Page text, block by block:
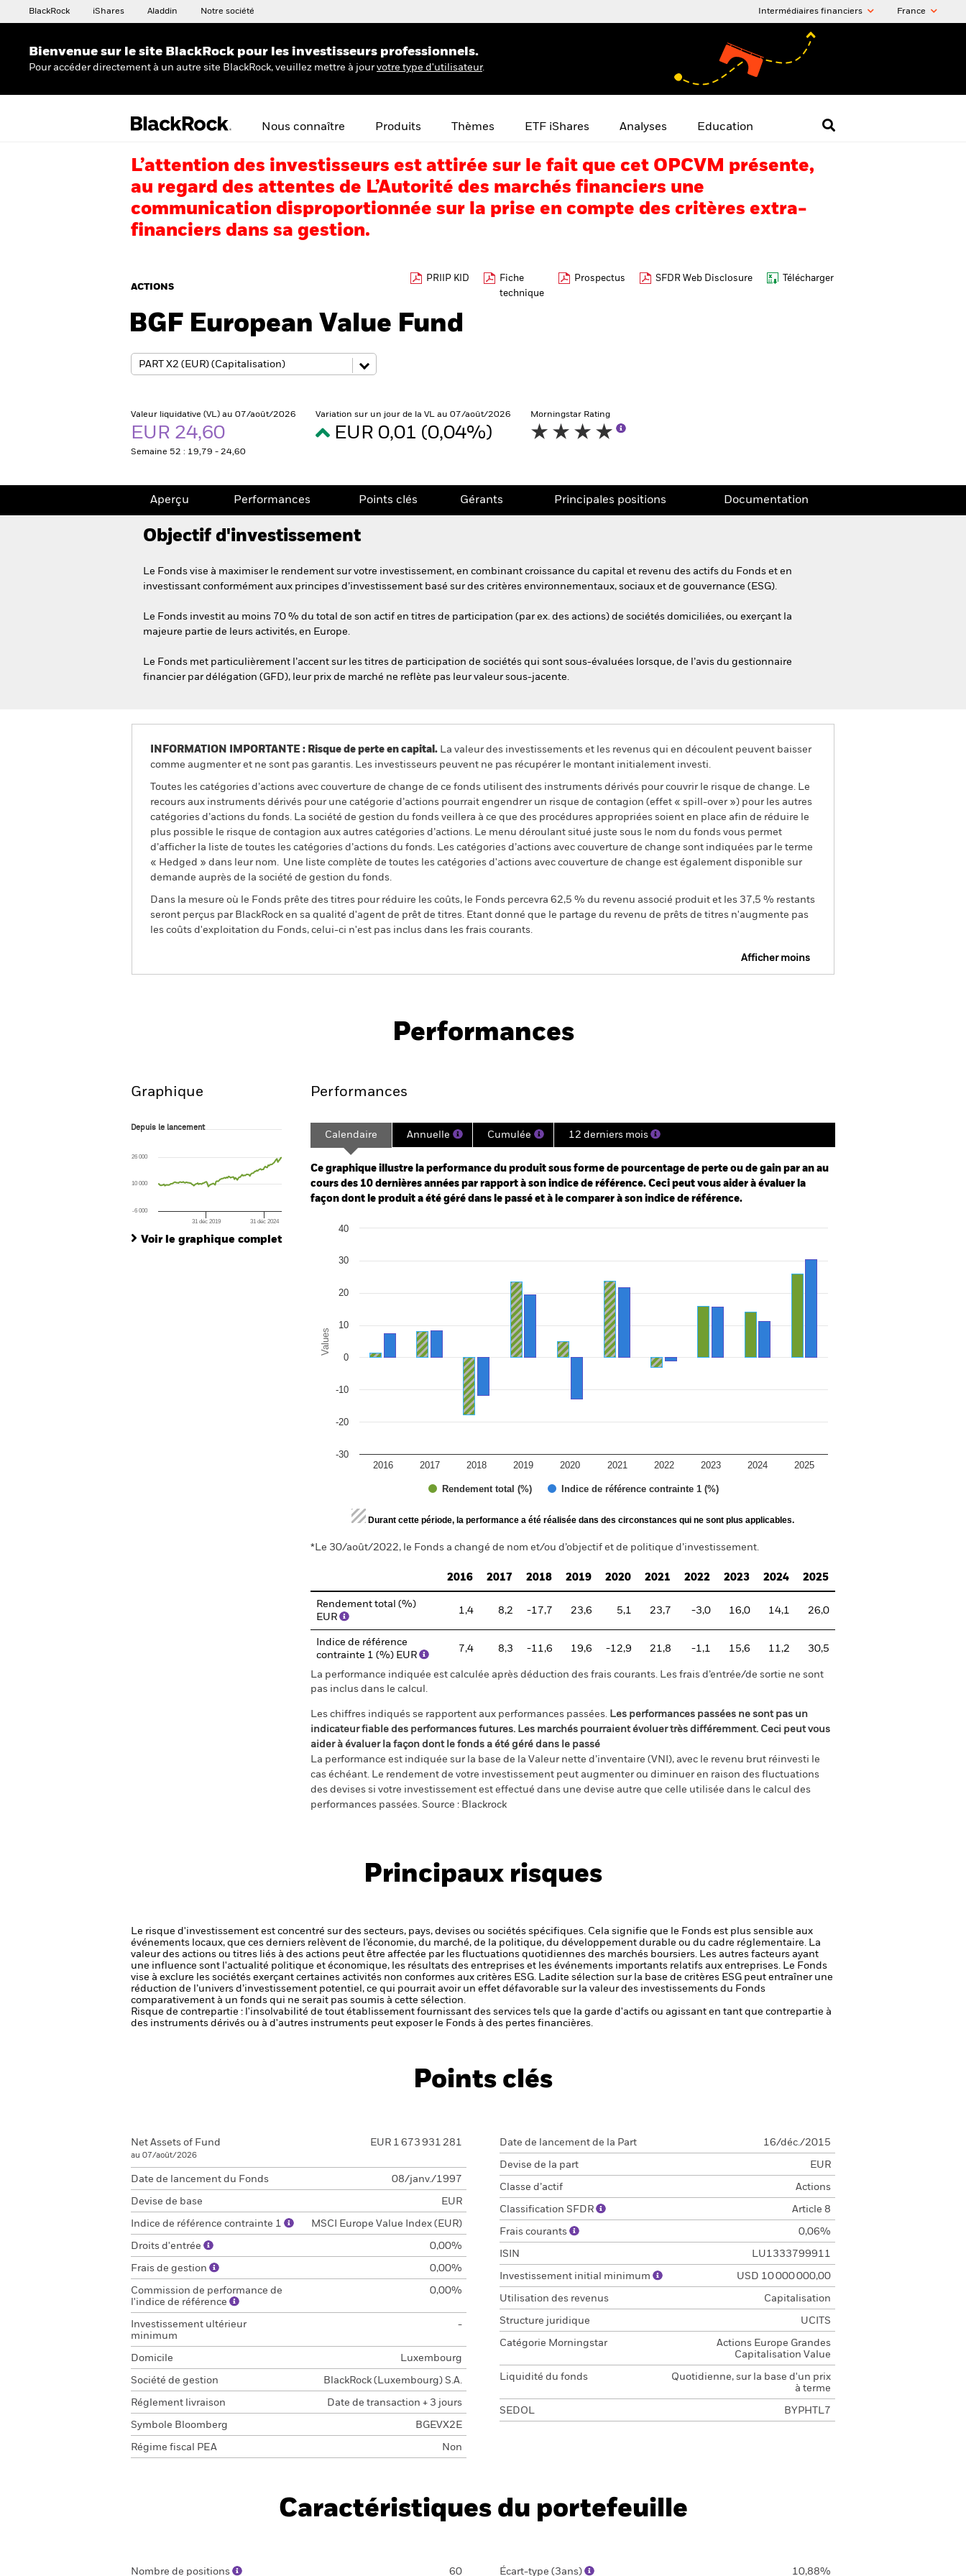
BlackRock iShares Aladdin Notre société Intermédiaires financiers France
Bienvenue sur le site BlackRock pour les investisseurs professionnels.
Pour accéder directement à un autre site BlackRock, veuillez mettre à jour votre type d'utilisateur.
Nous connaître Produits Thèmes ETF iShares Analyses Education
L’attention des investisseurs est attirée sur le fait que cet OPCVM présente,
au regard des attentes de L’Autorité des marchés financiers une
communication disproportionnée sur la prise en compte des critères extra-
financiers dans sa gestion.
ACTIONS
PRIIP KID
Fiche
technique
Prospectus SFDR Web Disclosure Télécharger
BGF European Value Fund
Valeur liquidative (VL) au 07/août/2026
EUR 24,60
Semaine 52 : 19,79 - 24,60
Variation sur un jour de la VL au 07/août/2026
EUR 0,01 (0,04%)
Morningstar Rating
Aperçu Performances Points clés Gérants Principales positions Documentation
Objectif d'investissement
Le Fonds vise à maximiser le rendement sur votre investissement, en combinant croissance du capital et revenu des actifs du Fonds et en
investissant conformément aux principes d’investissement basé sur des critères environnementaux, sociaux et de gouvernance (ESG).
Le Fonds investit au moins 70 % du total de son actif en titres de participation (par ex. des actions) de sociétés domiciliées, ou exerçant la
majeure partie de leurs activités, en Europe.
Le Fonds met particulièrement l’accent sur les titres de participation de sociétés qui sont sous-évaluées lorsque, de l’avis du gestionnaire
financier par délégation (GFD), leur prix de marché ne reflète pas leur valeur sous-jacente.
INFORMATION IMPORTANTE : Risque de perte en capital. La valeur des investissements et les revenus qui en découlent peuvent baisser
comme augmenter et ne sont pas garantis. Les investisseurs peuvent ne pas récupérer le montant initialement investi.
Toutes les catégories d’actions avec couverture de change de ce fonds utilisent des instruments dérivés pour couvrir le risque de change. Le
recours aux instruments dérivés pour une catégorie d’actions pourrait engendrer un risque de contagion (effet « spill-over ») pour les autres
catégories d’actions du fonds. La société de gestion du fonds veillera à ce que des procédures appropriées soient en place afin de réduire le
plus possible le risque de contagion aux autres catégories d’actions. Le menu déroulant situé juste sous le nom du fonds vous permet
d’afficher la liste de toutes les catégories d’actions du fonds. Les catégories d’actions avec couverture de change sont indiquées par le terme
« Hedged » dans leur nom. Une liste complète de toutes les catégories d'actions avec couverture de change est également disponible sur
demande auprès de la société de gestion du fonds.
Dans la mesure où le Fonds prête des titres pour réduire les coûts, le Fonds percevra 62,5 % du revenu associé produit et les 37,5 % restants
seront perçus par BlackRock en sa qualité d'agent de prêt de titres. Etant donné que le partage du revenu de prêts de titres n'augmente pas
les coûts d'exploitation du Fonds, celui-ci n'est pas inclus dans les frais courants.
Afficher moins
Performances
Graphique
Depuis le lancement
The chart has 1 X axis displaying Time. Range: 2015-11-01 00:00:00 to 2026-07-31 00:00:00.
The chart has 1 Y axis displaying values. Range: -160 to 320.
Depuis le lancement
31 déc 2019 31 déc 2024
-6 000
10 000
26 000
Voir le graphique complet
Performances
Calendaire Annuelle Cumulée 12 derniers mois
Ce graphique illustre la performance du produit sous forme de pourcentage de perte ou de gain par an au
cours des 10 dernières années par rapport à son indice de référence. Ceci peut vous aider à évaluer la
façon dont le produit a été géré dans le passé et à le comparer à son indice de référence.
Bar chart with 2 data series.
The chart has 1 Y axis displaying Values. Range: -30 to 40.
Values
Rendement total (%) Indice de référence contrainte 1 (%)
2016 2017 2018 2019 2020 2021 2022 2023 2024 2025
-30
-20
-10
0
10
20
30
40
End of interactive chart.
Durant cette période, la performance a été réalisée dans des circonstances qui ne sont plus applicables.
*Le 30/août/2022, le Fonds a changé de nom et/ou d’objectif et de politique d’investissement.
2016 2017 2018 2019 2020 2021 2022 2023 2024 2025
Rendement total (%)
EUR
1,4 8,2 -17,7 23,6 5,1 23,7 -3,0 16,0 14,1 26,0
Indice de référence
contrainte 1 (%) EUR
7,4 8,3 -11,6 19,6 -12,9 21,8 -1,1 15,6 11,2 30,5
La performance indiquée est calculée après déduction des frais courants. Les frais d’entrée/de sortie ne sont
pas inclus dans le calcul.
Les chiffres indiqués se rapportent aux performances passées. Les performances passées ne sont pas un
indicateur fiable des performances futures. Les marchés pourraient évoluer très différemment. Ceci peut vous
aider à évaluer la façon dont le fonds a été géré dans le passé
La performance est indiquée sur la base de la Valeur nette d’inventaire (VNI), avec le revenu brut réinvesti le
cas échéant. Le rendement de votre investissement peut augmenter ou diminuer en raison des fluctuations
des devises si votre investissement est effectué dans une devise autre que celle utilisée dans le calcul des
performances passées. Source : Blackrock
Principaux risques
Le risque d'investissement est concentré sur des secteurs, pays, devises ou sociétés spécifiques. Cela signifie que le Fonds est plus sensible aux
événements locaux, que ces derniers relèvent de l’économie, du marché, de la politique, du développement durable ou du cadre réglementaire. La
valeur des actions ou titres liés à des actions peut être affectée par les fluctuations quotidiennes des marchés boursiers. Les autres facteurs ayant
une influence sont l'actualité politique et économique, les résultats des entreprises et les événements importants relatifs aux entreprises. Le Fonds
vise à exclure les sociétés exerçant certaines activités non conformes aux critères ESG. Ladite sélection sur la base de critères ESG peut entraîner une
réduction de l’univers d’investissement potentiel, ce qui pourrait avoir un effet défavorable sur la valeur des investissements du Fonds
comparativement à un fonds qui ne serait pas soumis à cette sélection.
Risque de contrepartie : l'insolvabilité de tout établissement fournissant des services tels que la garde d'actifs ou agissant en tant que contrepartie à
des instruments dérivés ou à d'autres instruments peut exposer le Fonds à des pertes financières.
Points clés
Net Assets of Fund
au 07/août/2026
EUR 1 673 931 281
Date de lancement du Fonds 08/janv./1997
Devise de base EUR
Indice de référence contrainte 1 MSCI Europe Value Index (EUR)
Droits d'entrée 0,00%
Frais de gestion 0,00%
Commission de performance de
l'indice de référence
0,00%
Investissement ultérieur
minimum
-
Domicile Luxembourg
Société de gestion BlackRock (Luxembourg) S.A.
Réglement livraison Date de transaction + 3 jours
Symbole Bloomberg BGEVX2E
Régime fiscal PEA Non
Date de lancement de la Part 16/déc./2015
Devise de la part EUR
Classe d’actif Actions
Classification SFDR Article 8
Frais courants 0,06%
ISIN LU1333799911
Investissement initial minimum USD 10 000 000,00
Utilisation des revenus Capitalisation
Structure juridique UCITS
Catégorie Morningstar
Actions Europe Grandes
Capitalisation Value
Liquidité du fonds
Quotidienne, sur la base d'un prix
à terme
SEDOL BYPHTL7
Caractéristiques du portefeuille
Nombre de positions 60 Écart-type (3ans) 10,88%